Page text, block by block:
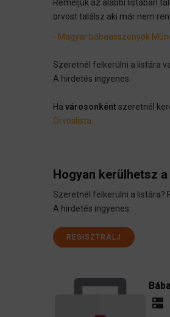
Reméljük az alábbi listában
orvost találsz aki már nem
- Magyar bábaasszonyok
Szeretnél felkerülni a listára
A hirdetés ingyenes.
Ha városonként szeretnél
Orvoslista
Hogyan kerülhetsz
Szeretnél felkerülni a listára?
A hirdetés ingyenes.
REGISZTRÁLJ
dns